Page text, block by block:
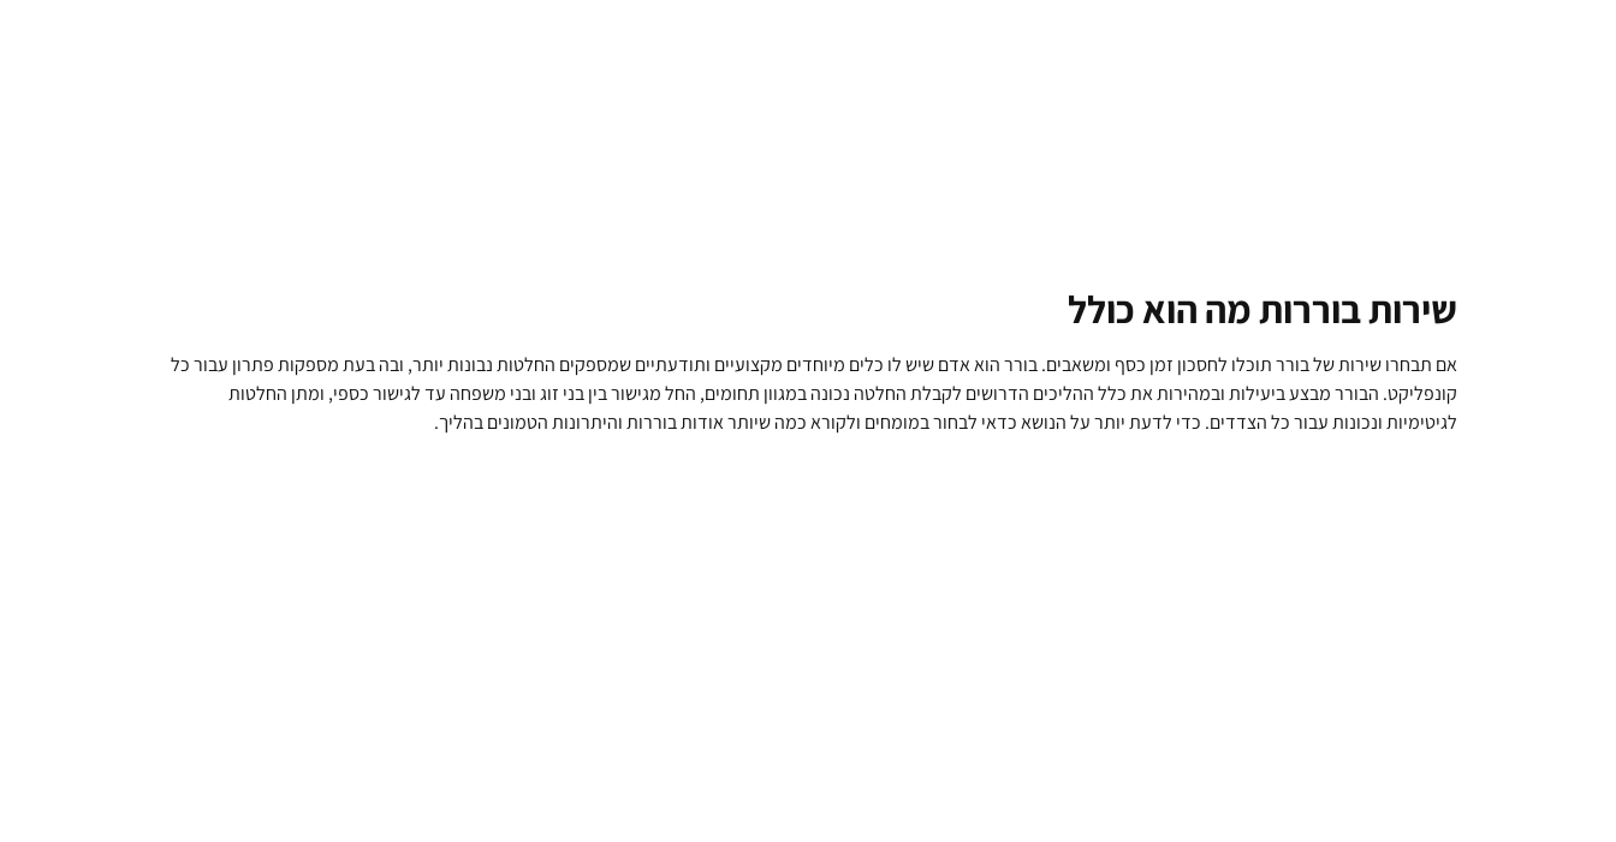
שירות בוררות מה הוא כולל
אם תבחרו שירות של בורר תוכלו לחסכון זמן כסף ומשאבים. בורר הוא אדם שיש לו כלים מיוחדים מקצועיים ותודעתיים שמספקים החלטות נבונות יותר, ובה בעת מספקות פתרון עבור כל
קונפליקט. הבורר מבצע ביעילות ובמהירות את כלל ההליכים הדרושים לקבלת החלטה נכונה במגוון תחומים, החל מגישור בין בני זוג ובני משפחה עד לגישור כספי, ומתן החלטות
לגיטימיות ונכונות עבור כל הצדדים. כדי לדעת יותר על הנושא כדאי לבחור במומחים ולקורא כמה שיותר אודות בוררות והיתרונות הטמונים בהליך.